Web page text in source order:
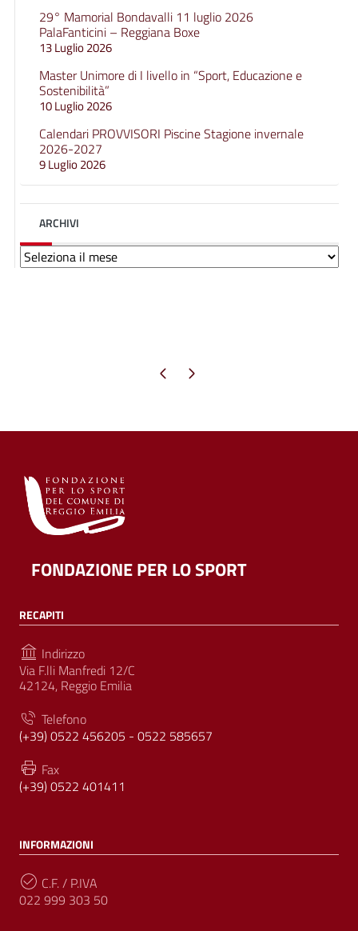
29° Mamorial Bondavalli 11 luglio 2026
PalaFanticini – Reggiana Boxe
13 Luglio 2026
Master Unimore di I livello in “Sport, Educazione e
Sostenibilità”
10 Luglio 2026
Calendari PROVVISORI Piscine Stagione invernale
2026-2027
9 Luglio 2026
ARCHIVI
Archivi
Pagina precedente
Pagina successiva
FONDAZIONE PER LO SPORT
RECAPITI
Indirizzo
Via F.lli Manfredi 12/C
42124, Reggio Emilia
Telefono
(+39) 0522 456205 - 0522 585657
Fax
(+39) 0522 401411
INFORMAZIONI
C.F. / P.IVA
022 999 303 50